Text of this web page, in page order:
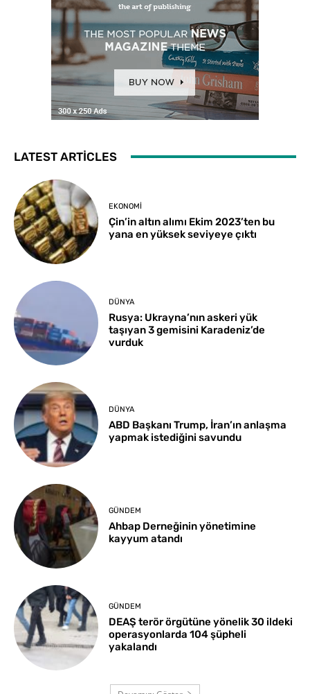
LATEST ARTICLES
EKONOMI
Çin’in altın alımı Ekim 2023’ten bu
yana en yüksek seviyeye çıktı
DÜNYA
Rusya: Ukrayna’nın askeri yük
taşıyan 3 gemisini Karadeniz’de
vurduk
DÜNYA
ABD Başkanı Trump, İran’ın anlaşma
yapmak istediğini savundu
GÜNDEM
Ahbap Derneğinin yönetimine
kayyum atandı
GÜNDEM
DEAŞ terör örgütüne yönelik 30 ildeki
operasyonlarda 104 şüpheli
yakalandı